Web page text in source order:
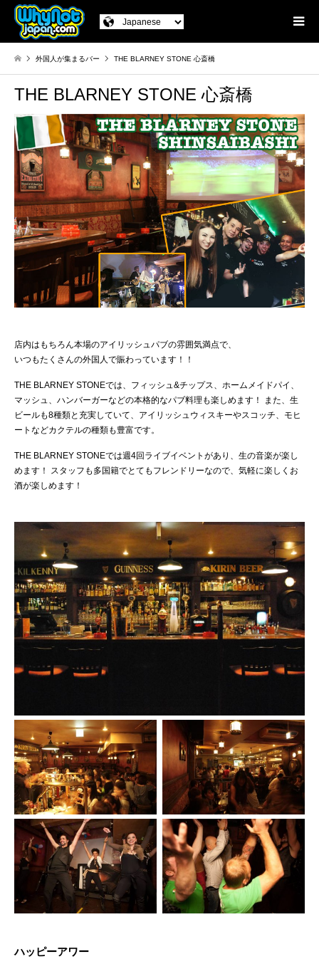
外国人が集まるバー THE BLARNEY STONE 心斎橋
THE BLARNEY STONE 心斎橋
店内はもちろん本場のアイリッシュパブの雰囲気満点で、
いつもたくさんの外国人で賑わっています！！
THE BLARNEY STONEでは、フィッシュ&チップス、ホームメイドパイ、
マッシュ、ハンバーガーなどの本格的なパブ料理も楽しめます！ また、生
ビールも8種類と充実していて、アイリッシュウィスキーやスコッチ、モヒ
ートなどカクテルの種類も豊富です。
THE BLARNEY STONEでは週4回ライブイベントがあり、生の音楽が楽し
めます！ スタッフも多国籍でとてもフレンドリーなので、気軽に楽しくお
酒が楽しめます！
ハッピーアワー